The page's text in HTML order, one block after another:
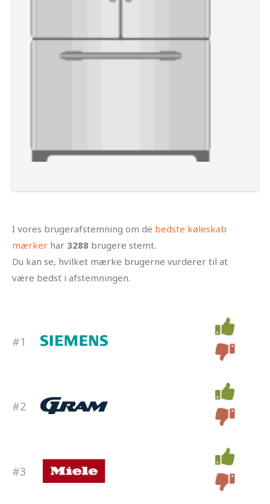
I vores brugerafstemning om de bedste køleskab
mærker har 3288 brugere stemt.
Du kan se, hvilket mærke brugerne vurderer til at
være bedst i afstemningen.
#1
#2
#3